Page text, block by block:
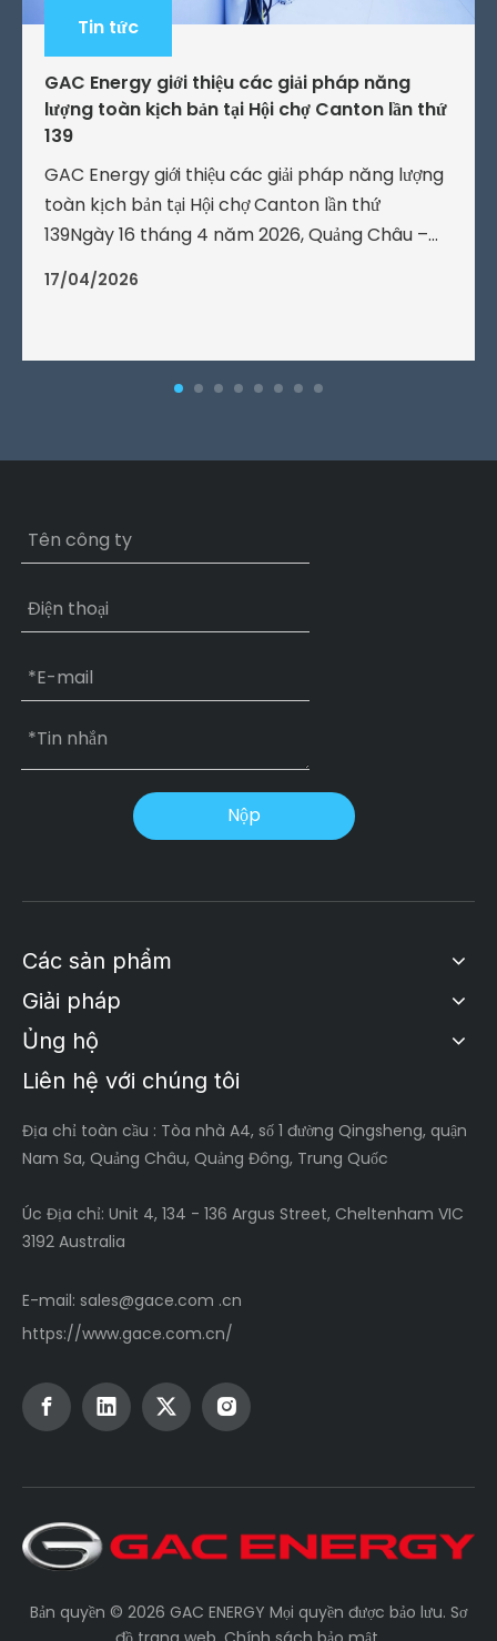
GAC Energy giới thiệu các giải pháp năng
lượng toàn kịch bản tại Hội chợ Canton lần thứ
139
GAC Energy giới thiệu các giải pháp năng lượng
toàn kịch bản tại Hội chợ Canton lần thứ
139Ngày 16 tháng 4 năm 2026, Quảng Châu –
Hội chợ Xuất nhập khẩu Trung Quốc lần thứ 139
(Hội chợ Canton) đã chính thức khai mạc hôm
17/04/2026
Tin tức
Nộp
Các sản phẩm
Giải pháp
Ủng hộ
Liên hệ với chúng tôi
Địa chỉ toàn cầu : Tòa nhà A4, số 1 đường Qingsheng, quận
Nam Sa, Quảng Châu, Quảng Đông, Trung Quốc
Úc Địa chỉ: Unit 4, 134 - 136 Argus Street, Cheltenham VIC
3192 Australia
E-mail: sales@gace.com .cn
https://www.gace.com.cn/
Bản quyền © 2026 GAC ENERGY Mọi quyền được bảo lưu. Sơ